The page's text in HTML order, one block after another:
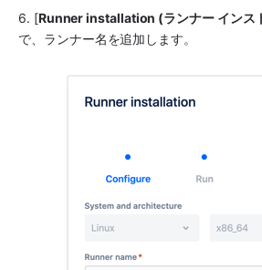
6. [Runner installation (ランナー インス
で、ランナー名を追加します。